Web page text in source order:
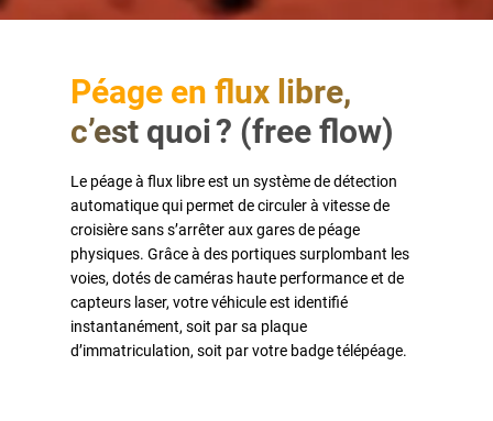
Péage en flux libre,
c’est quoi ? (free flow)
Le péage à flux libre est un système de détection
automatique qui permet de circuler à vitesse de
croisière sans s’arrêter aux gares de péage
physiques. Grâce à des portiques surplombant les
voies, dotés de caméras haute performance et de
capteurs laser, votre véhicule est identifié
instantanément, soit par sa plaque
d’immatriculation, soit par votre badge télépéage.